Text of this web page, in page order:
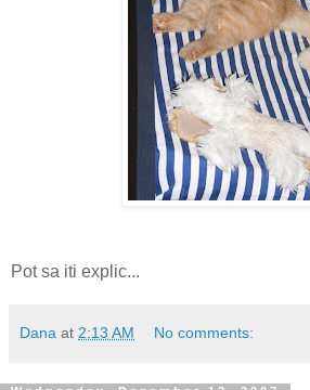
Pot sa iti explic...
Dana at 2:13 AM No comments: